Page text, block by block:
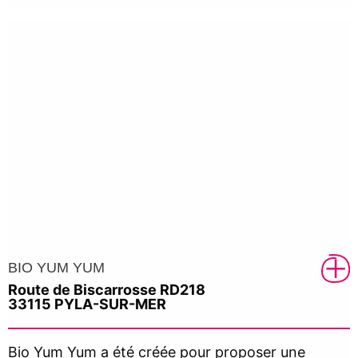
BIO YUM YUM
Route de Biscarrosse RD218
33115 PYLA-SUR-MER
Bio Yum Yum a été créée pour proposer une